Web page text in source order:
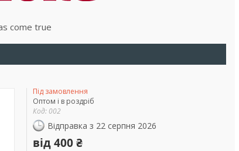
come true
Під замовлення
Оптом і в роздріб
Код: 002
Відправка з 22 серпня 2026
від400 ₴